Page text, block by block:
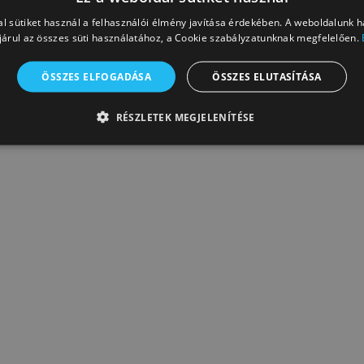
sütiket használ a felhasználói élmény javítása érdekében. A weboldalunk
az összes süti használatához, a Cookie szabályzatunknak megfelelően.
ÖSSZES ELFOGADÁSA ÖSSZES ELUTASÍTÁSA
RÉSZLETEK MEGJELENÍTÉSE